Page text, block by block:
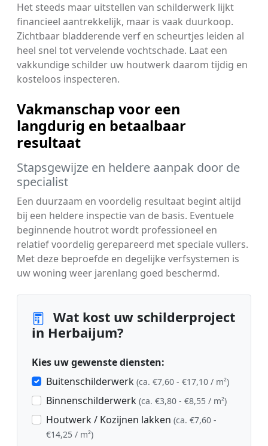
Het steeds maar uitstellen van schilderwerk lijkt
financieel aantrekkelijk, maar is vaak duurkoop.
Zichtbaar bladderende verf en scheurtjes leiden al
heel snel tot vervelende vochtschade. Laat een
vakkundige schilder uw houtwerk daarom tijdig en
kosteloos inspecteren.
Vakmanschap voor een
langdurig en betaalbaar
resultaat
Stapsgewijze en heldere aanpak door de
specialist
Een duurzaam en voordelig resultaat begint altijd
bij een heldere inspectie van de basis. Eventuele
beginnende houtrot wordt professioneel en
relatief voordelig gerepareerd met speciale vullers.
Met deze beproefde en degelijke verfsystemen is
uw woning weer jarenlang goed beschermd.
Wat kost uw schilderproject
in Herbaijum?
Kies uw gewenste diensten:
Buitenschilderwerk (ca. €7,60 - €17,10 / m²)
Binnenschilderwerk (ca. €3,80 - €8,55 / m²)
Houtwerk / Kozijnen lakken (ca. €7,60 -
€14,25 / m²)